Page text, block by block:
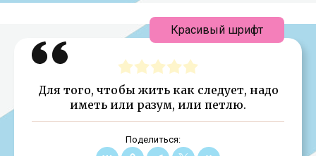
Для того, чтобы жить как следует, надо
иметь или разум, или петлю.
Поделиться:
Красивый шрифт